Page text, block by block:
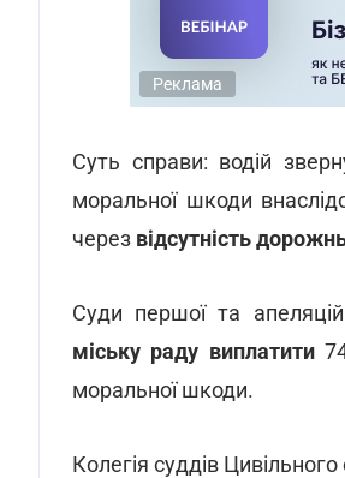
Реклама
Суть справи: водій
моральної шкоди
через відсутність
Суди першої та
міську раду виплатити
моральної шкоди.
Колегія суддів